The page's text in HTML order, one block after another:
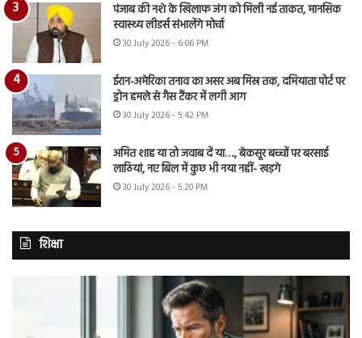
पंजाब की नशे के खिलाफ जंग को मिली नई ताकत, मानसिक
स्वास्थ्य लीडर्स संभालेंगे मोर्चा
30 July 2026 - 6:06 PM
ईरान-अमेरिका तनाव का असर अब मिस्र तक, दमियाता पोर्ट पर
ड्रोन हमले से गैस टैंकर में लगी आग
30 July 2026 - 5:42 PM
अमित शाह या तो जवाब दें या…., बेकसूर बच्चों पर बरसाई
लाठियां, नए बिल में कुछ भी नया नहीं- खड़गे
30 July 2026 - 5:20 PM
शिक्षा